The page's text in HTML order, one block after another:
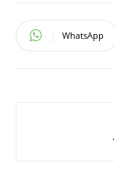
WhatsApp